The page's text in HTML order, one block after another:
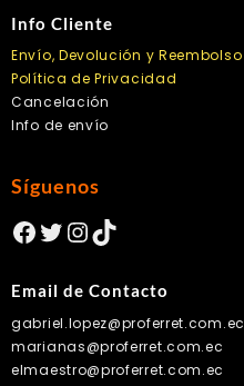
Info Cliente
Envío, Devolución y Reembolso
Política de Privacidad
Cancelación
Info de envío
Síguenos
Facebook
Twitter
Instagram
TikTok
Email de Contacto
gabriel.lopez@proferret.com.ec
marianas@proferret.com.ec
elmaestro@proferret.com.ec